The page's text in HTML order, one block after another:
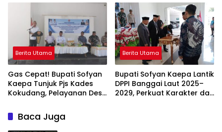
Diserahkan!
Berita Utama
Gas Cepat! Bupati Sofyan
Kaepa Tunjuk Pjs Kades
Kokudang, Pelayanan Desa
Berita Utama
Bupati Sofyan Kaepa Lantik
DPPI Banggai Laut 2025–
2029, Perkuat Karakter dan
Baca Juga